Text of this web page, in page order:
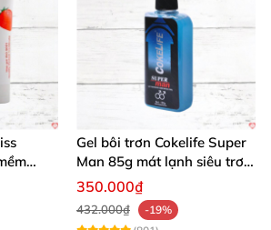
Gel bôi trơn Cokelife Super
Man 85g mát lạnh siêu trơn
an toàn
350.000₫
432.000₫
-19%